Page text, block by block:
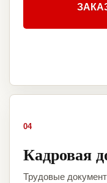
04
Кадровая
Трудовые